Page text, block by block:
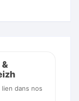
dans nos